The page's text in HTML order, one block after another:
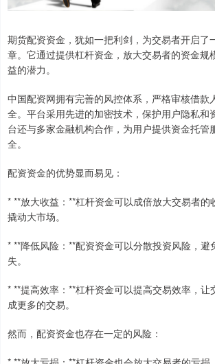
期货配资资金，犹如一把利剑，为交易者开启了
章。它通过提供杠杆资金，放大交易者的资金规
益的潜力。
中国配资网拥有完善的风控体系，严格审核借款
全。平台采用先进的加密技术，保护用户隐私和
台还与多家金融机构合作，为用户提供资金托管
全。
配资资金的优势显而易见：
* **放大收益：**杠杆资金可以成倍放大交易者的
撬动大市场。
* **降低风险：**配资资金可以分散投资风险，避
失。
* **提高效率：**杠杆资金可以提高交易效率，让
成更多的交易。
然而，配资资金也存在一定的风险：